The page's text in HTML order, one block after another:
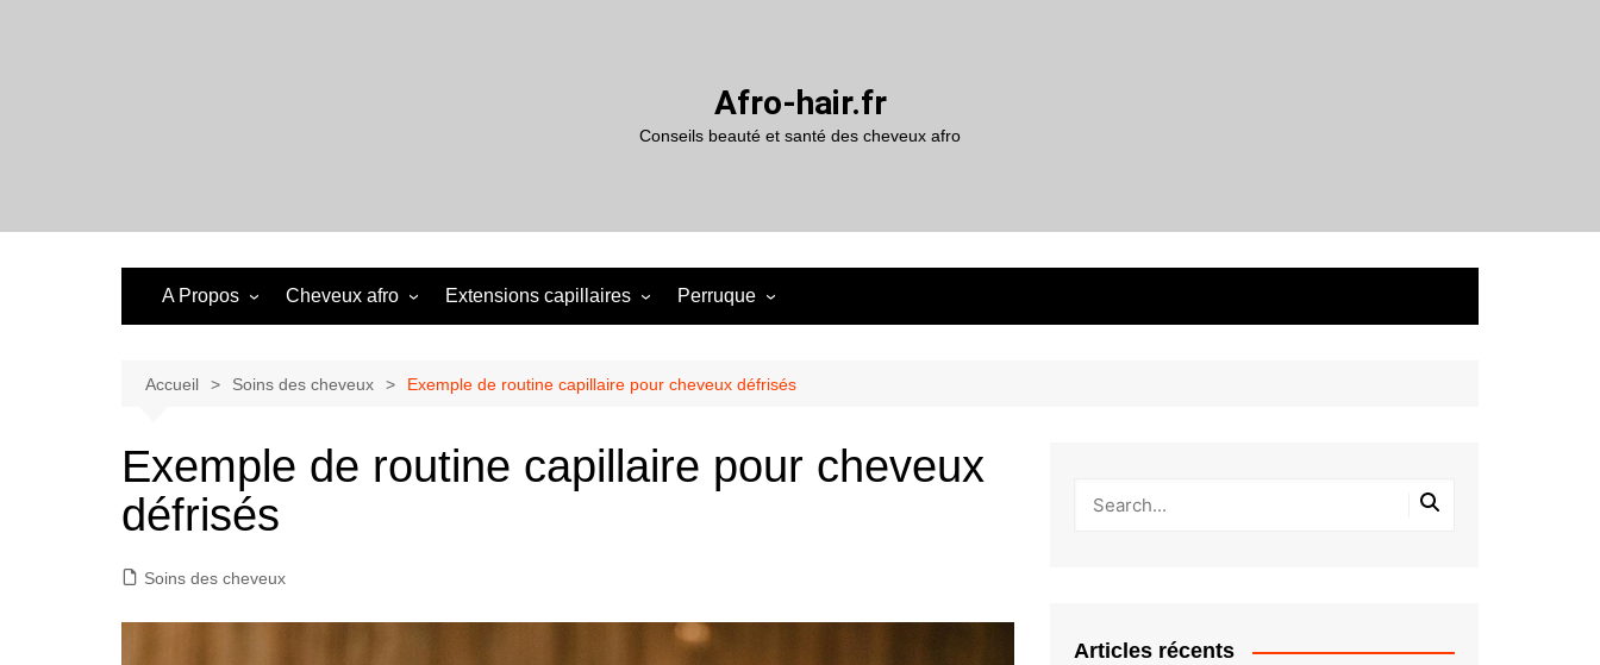
Afro-hair.fr
Conseils beauté et santé des cheveux afro
A Propos Cheveux afro Extensions capillaires Perruque
Accueil Soins des cheveux Exemple de routine capillaire pour cheveux défrisés
Exemple de routine capillaire pour cheveux
défrisés
Soins des cheveux
Articles récents